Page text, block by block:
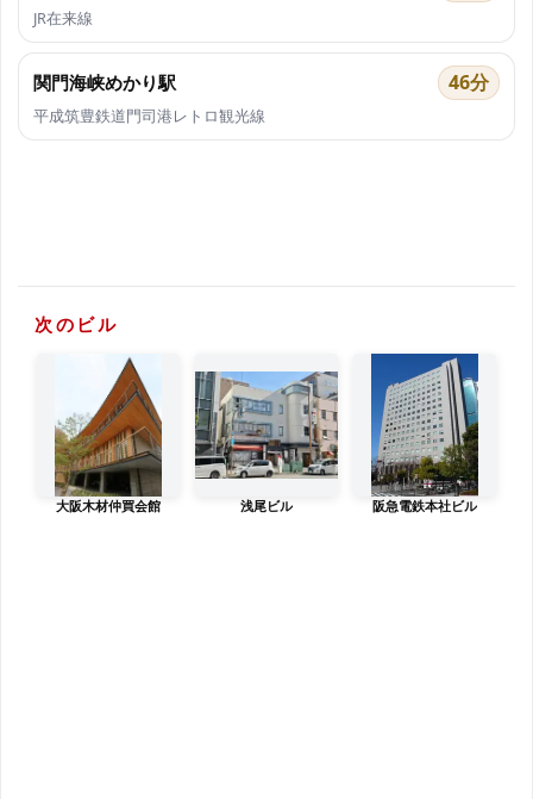
JR在来線
関門海峡めかり駅 46分
平成筑豊鉄道門司港レトロ観光線
次のビル
大阪木材仲買会館 浅尾ビル 阪急電鉄本社ビル